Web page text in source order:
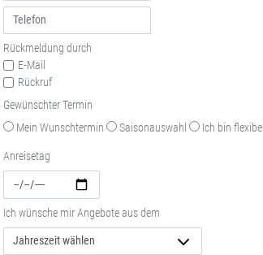
Rückmeldung durch
E-Mail
Rückruf
Gewünschter Termin
Mein Wunschtermin
Saisonauswahl Ich bin flexibel
Anreisetag
Ich wünsche mir Angebote aus dem